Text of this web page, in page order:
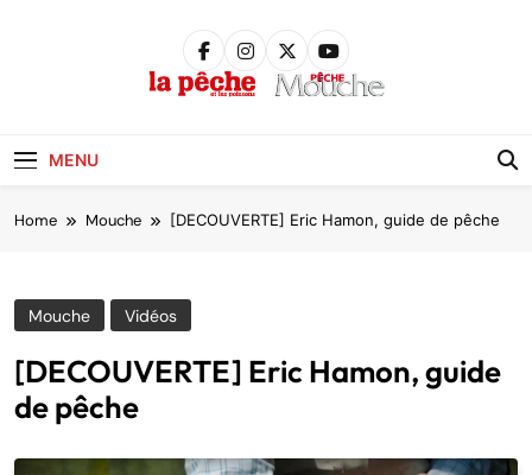
MENU
Home Mouche [DECOUVERTE] Eric Hamon, guide de pêche
Mouche Vidéos
[DECOUVERTE] Eric Hamon, guide
de pêche